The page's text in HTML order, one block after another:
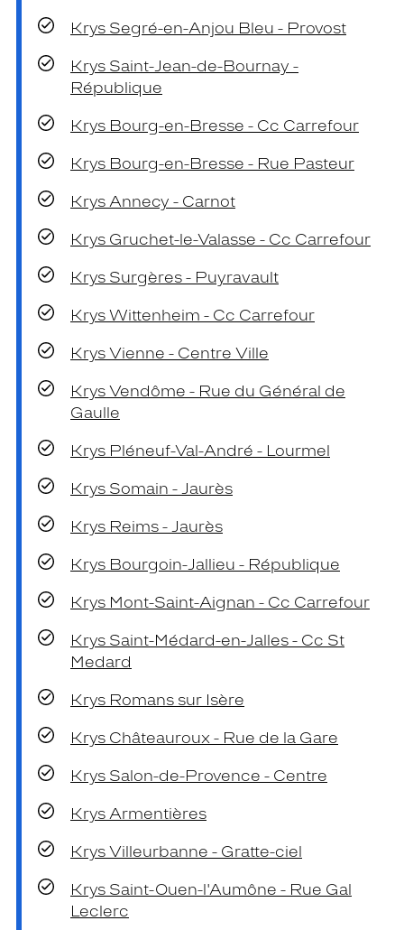
Krys Segré-en-Anjou Bleu - Provost
Krys Saint-Jean-de-Bournay -
République
Krys Bourg-en-Bresse - Cc Carrefour
Krys Bourg-en-Bresse - Rue Pasteur
Krys Annecy - Carnot
Krys Gruchet-le-Valasse - Cc Carrefour
Krys Surgères - Puyravault
Krys Wittenheim - Cc Carrefour
Krys Vienne - Centre Ville
Krys Vendôme - Rue du Général de
Gaulle
Krys Pléneuf-Val-André - Lourmel
Krys Somain - Jaurès
Krys Reims - Jaurès
Krys Bourgoin-Jallieu - République
Krys Mont-Saint-Aignan - Cc Carrefour
Krys Saint-Médard-en-Jalles - Cc St
Medard
Krys Romans sur Isère
Krys Châteauroux - Rue de la Gare
Krys Salon-de-Provence - Centre
Krys Armentières
Krys Villeurbanne - Gratte-ciel
Krys Saint-Ouen-l'Aumône - Rue Gal
Leclerc